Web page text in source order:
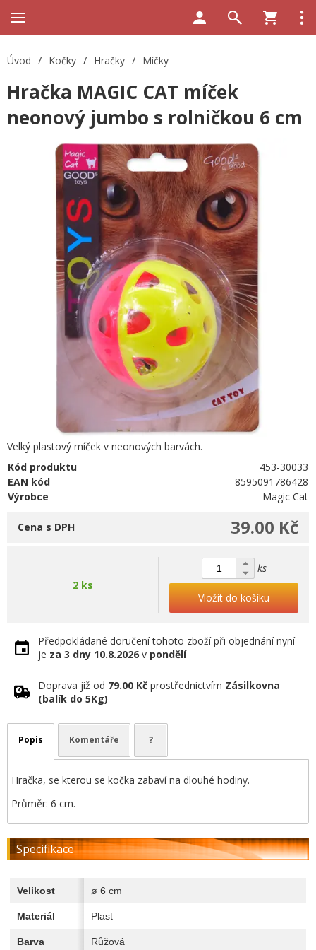
Úvod / Kočky / Hračky / Míčky
Hračka MAGIC CAT míček
neonový jumbo s rolničkou 6 cm
Velký plastový míček v neonových barvách.
Kód produktu
453-30033
EAN kód
8595091786428
Výrobce
Magic Cat
39.00 Kč
Cena s DPH
2 ks
ks
Vložit do košíku
Předpokládané doručení tohoto zboží při objednání nyní
je za 3 dny 10.8.2026 v pondělí
Doprava již od 79.00 Kč prostřednictvím Zásilkovna
(balík do 5Kg)
Popis Komentáře ?
Hračka, se kterou se kočka zabaví na dlouhé hodiny.
Průměr: 6 cm.
Specifikace
Velikost ø 6 cm
Materiál Plast
Barva Růžová